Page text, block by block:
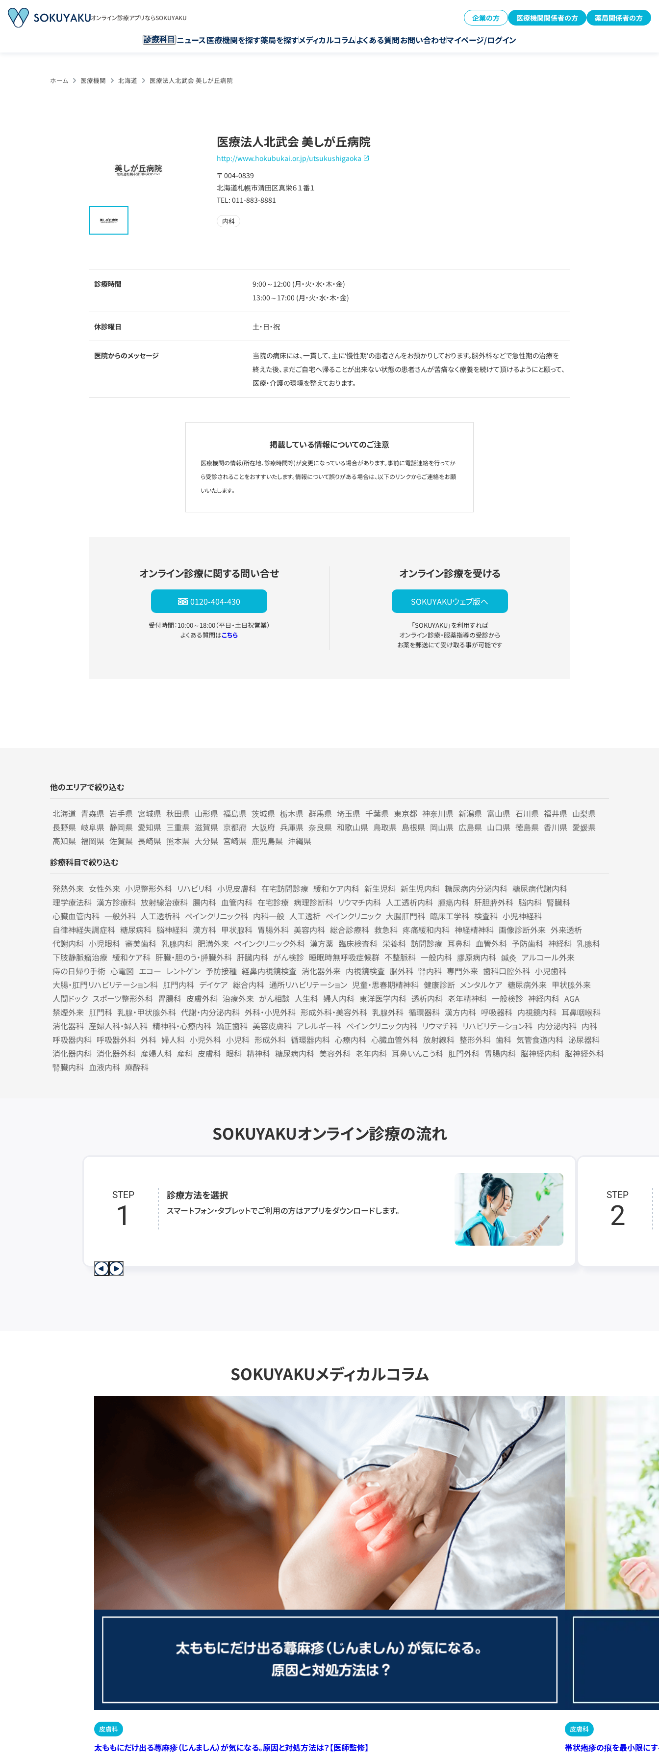
オンライン診療アプリならSOKUYAKU 企業の方 医療機関関係者の方 薬局関係者の方
診療科目 ニュース医療機関を探す薬局を探すメディカルコラムよくある質問お問い合わせマイページ/ログイン
ホーム 医療機関 北海道 医療法人北武会 美しが丘病院
医療法人北武会 美しが丘病院
http://www.hokubukai.or.jp/utsukushigaoka
〒 004-0839
北海道札幌市清田区真栄６１番１
TEL: 011-883-8881
内科
診療時間
9:00～12:00 (月・火・水・木・金)
13:00～17:00 (月・火・水・木・金)
休診曜日 土・日・祝
医院からのメッセージ
当院の病床には、一貫して、主に‘慢性期’の患者さんをお預かりしております。脳外科などで急性期の治療を
終えた後、まだご自宅へ帰ることが出来ない状態の患者さんが苦痛なく療養を続けて頂けるようにと願って、
医療・介護の環境を整えております。
掲載している情報についてのご注意
医療機関の情報(所在地、診療時間等)が変更になっている場合があります。事前に電話連絡を行ってか
ら受診されることをおすすいたします。情報について誤りがある場合は、以下のリンクからご連絡をお願
いいたします。
オンライン診療に関する問い合せ
0120-404-430
受付時間：10:00～18:00（平日・土日祝営業）
よくある質問はこちら
オンライン診療を受ける
SOKUYAKUウェブ版へ
「SOKUYAKU」を利用すれば
オンライン診療・服薬指導の受診から
お薬を郵送にて受け取る事が可能です
他のエリアで絞り込む
北海道 青森県 岩手県 宮城県 秋田県 山形県 福島県 茨城県 栃木県 群馬県 埼玉県 千葉県 東京都 神奈川県 新潟県 富山県 石川県 福井県 山梨県
長野県 岐阜県 静岡県 愛知県 三重県 滋賀県 京都府 大阪府 兵庫県 奈良県 和歌山県 鳥取県 島根県 岡山県 広島県 山口県 徳島県 香川県 愛媛県
高知県 福岡県 佐賀県 長崎県 熊本県 大分県 宮崎県 鹿児島県 沖縄県
診療科目で絞り込む
発熱外来 女性外来 小児整形外科 リハビリ科 小児皮膚科 在宅訪問診療 緩和ケア内科 新生児科 新生児内科 糖尿病内分泌内科 糖尿病代謝内科
理学療法科 漢方診療科 放射線治療科 腸内科 血管内科 在宅診療 病理診断科 リウマチ内科 人工透析内科 腫瘍内科 肝胆膵外科 脳内科 腎臓科
心臓血管内科 一般外科 人工透析科 ペインクリニック科 内科一般 人工透析 ペインクリニック 大腸肛門科 臨床工学科 検査科 小児神経科
自律神経失調症科 糖尿病科 脳神経科 漢方科 甲状腺科 胃腸外科 美容内科 総合診療科 救急科 疼痛緩和内科 神経精神科 画像診断外来 外来透析
代謝内科 小児眼科 審美歯科 乳腺内科 肥満外来 ペインクリニック外科 漢方薬 臨床検査科 栄養科 訪問診療 耳鼻科 血管外科 予防歯科 神経科 乳腺科
下肢静脈瘤治療 緩和ケア科 肝臓・胆のう・膵臓外科 肝臓内科 がん検診 睡眠時無呼吸症候群 不整脈科 一般内科 膠原病内科 鍼灸 アルコール外来
痔の日帰り手術 心電図 エコー レントゲン 予防接種 経鼻内視鏡検査 消化器外来 内視鏡検査 脳外科 腎内科 専門外来 歯科口腔外科 小児歯科
大腸・肛門リハビリテーション科 肛門内科 デイケア 総合内科 通所リハビリテーション 児童・思春期精神科 健康診断 メンタルケア 糖尿病外来 甲状腺外来
人間ドック スポーツ整形外科 胃腸科 皮膚外科 治療外来 がん相談 人生科 婦人内科 東洋医学内科 透析内科 老年精神科 一般検診 神経内科 AGA
禁煙外来 肛門科 乳腺・甲状腺外科 代謝・内分泌内科 外科・小児外科 形成外科・美容外科 乳腺外科 循環器科 漢方内科 呼吸器科 内視鏡内科 耳鼻咽喉科
消化器科 産婦人科・婦人科 精神科・心療内科 矯正歯科 美容皮膚科 アレルギー科 ペインクリニック内科 リウマチ科 リハビリテーション科 内分泌内科 内科
呼吸器内科 呼吸器外科 外科 婦人科 小児外科 小児科 形成外科 循環器内科 心療内科 心臓血管外科 放射線科 整形外科 歯科 気管食道内科 泌尿器科
消化器内科 消化器外科 産婦人科 産科 皮膚科 眼科 精神科 糖尿病内科 美容外科 老年内科 耳鼻いんこう科 肛門外科 胃腸内科 脳神経内科 脳神経外科
腎臓内科 血液内科 麻酔科
SOKUYAKUオンライン診療の流れ
STEP
1
診療方法を選択
スマートフォン・タブレットでご利用の方はアプリをダウンロードします。
STEP
2
SOKUYAKUメディカルコラム
皮膚科
太ももにだけ出る蕁麻疹（じんましん）が気になる。原因と対処方法は？【医師監修】
皮膚科
帯状疱疹の痕を最小限にす